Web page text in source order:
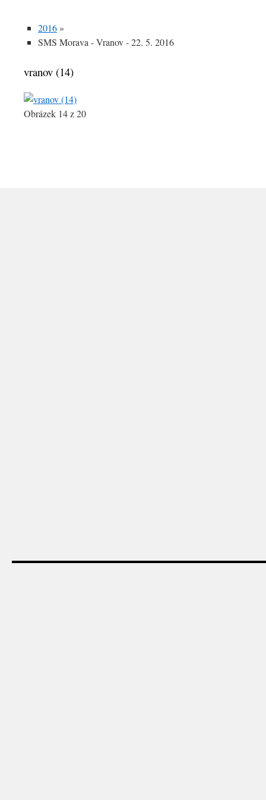
2016 »
SMS Morava - Vranov - 22. 5. 2016
vranov (14)
Obrázek 14 z 20